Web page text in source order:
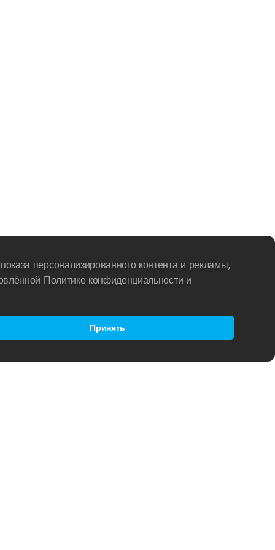
персонализированного контента и рекламы,
Политике конфиденциальности и
Принять